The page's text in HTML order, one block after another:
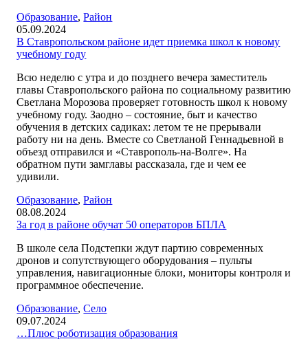
Образование,Район
05.09.2024
В Ставропольском районе идет приемка школ к новому
учебному году
Всю неделю с утра и до позднего вечера заместитель
главы Ставропольского района по социальному развитию
Светлана Морозова проверяет готовность школ к новому
учебному году. Заодно – состояние, быт и качество
обучения в детских садиках: летом те не прерывали
работу ни на день. Вместе со Светланой Геннадьевной в
объезд отправился и «Ставрополь-на-Волге». На
обратном пути замглавы рассказала, где и чем ее
удивили.
Образование,Район
08.08.2024
За год в районе обучат 50 операторов БПЛА
В школе села Подстепки ждут партию современных
дронов и сопутствующего оборудования – пульты
управления, навигационные блоки, мониторы контроля и
программное обеспечение.
Образование,Село
09.07.2024
…Плюс роботизация образования